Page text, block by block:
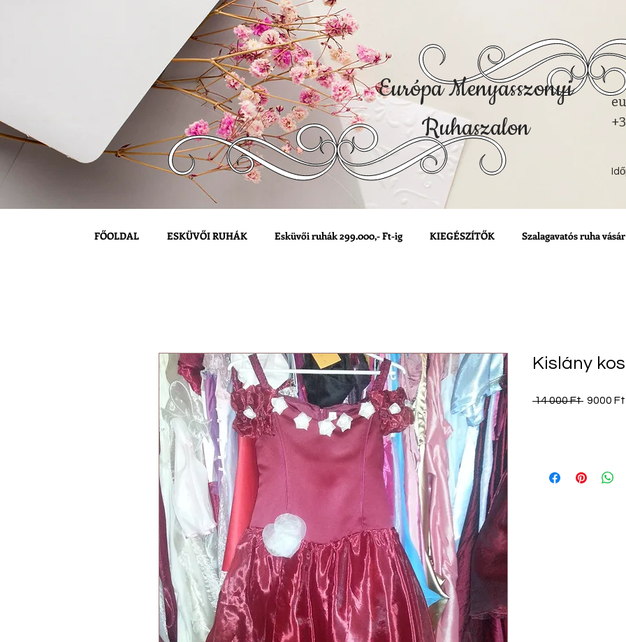
Európa Menyasszonyi
Ruhaszalon
FŐOLDAL ESKÜVŐI RUHÁK Esküvői ruhák 299.000,- Ft-ig KIEGÉSZÍTŐK Szalagavatós ruha vásár
Kislány
14 000 Ft 9000 Ft